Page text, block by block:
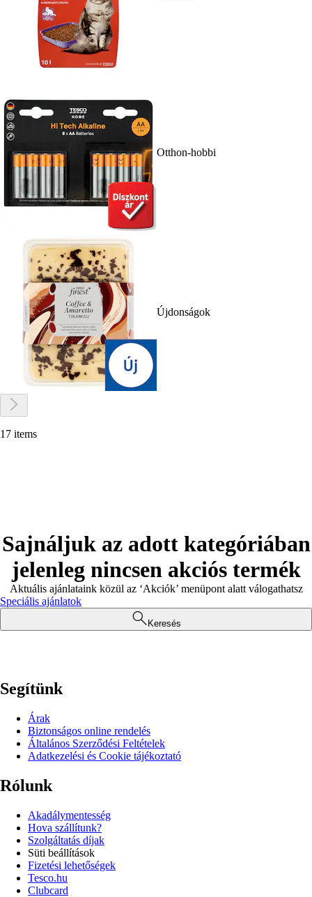
Otthon-hobbi
Újdonságok
17 items
Sajnáljuk az adott kategóriában
jelenleg nincsen akciós termék
Aktuális ajánlataink közül az ‘Akciók’ menüpont alatt válogathatsz
Speciális ajánlatok
Keresés
Segítünk
Árak
Biztonságos online rendelés
Általános Szerződési Feltételek
Adatkezelési és Cookie tájékoztató
Rólunk
Akadálymentesség
Hova szállítunk?
Szolgáltatás díjak
Süti beállítások
Fizetési lehetőségek
Tesco.hu
Clubcard